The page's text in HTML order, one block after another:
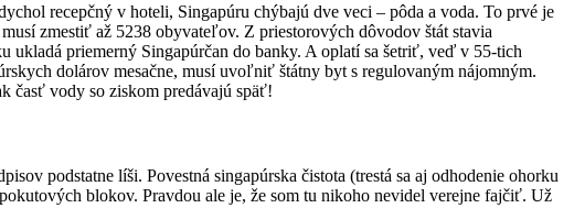
recepčný v hoteli, Singapúru chýbajú dve veci – pôda a voda. To prvé je
zmestiť až 5238 obyvateľov. Z priestorových dôvodov štát stavia
ukladá priemerný Singapúrčan do banky. A oplatí sa šetriť, veď v 55-tich
dolárov mesačne, musí uvoľniť štátny byt s regulovaným nájomným.
časť vody so ziskom predávajú späť!
podstatne líši. Povestná singapúrska čistota (trestá sa aj odhodenie ohorku
blokov. Pravdou ale je, že som tu nikoho nevidel verejne fajčiť. Už